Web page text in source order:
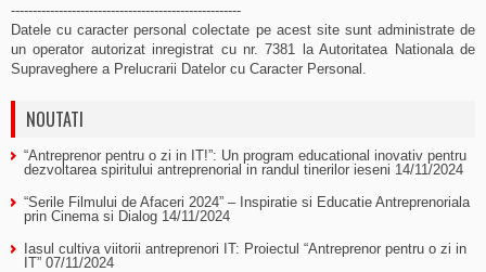
-----------------------------------------------------
Datele cu caracter personal colectate pe acest site sunt administrate de
un operator autorizat inregistrat cu nr. 7381 la Autoritatea Nationala de
Supraveghere a Prelucrarii Datelor cu Caracter Personal.
NOUTATI
“Antreprenor pentru o zi in IT!”: Un program educational inovativ pentru
dezvoltarea spiritului antreprenorial in randul tinerilor ieseni 14/11/2024
“Serile Filmului de Afaceri 2024” – Inspiratie si Educatie Antreprenoriala
prin Cinema si Dialog 14/11/2024
Iasul cultiva viitorii antreprenori IT: Proiectul “Antreprenor pentru o zi in
IT” 07/11/2024